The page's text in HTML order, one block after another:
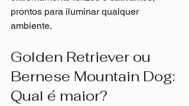
prontos para iluminar qualquer
ambiente.
Golden Retriever ou
Bernese Mountain Dog:
Qual é maior?